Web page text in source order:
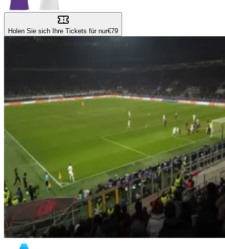
Holen Sie sich Ihre Tickets für nur€79